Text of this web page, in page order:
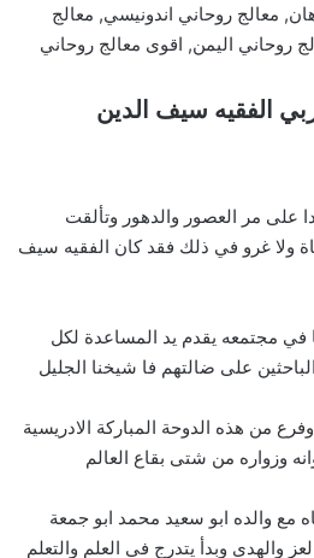
معالج روحاني اندونيسي, معالج
روحاني اليمن, اقوى معالج روحاني
الفقيه سيف الدين
على مر العصور والدهور وتألقت
ولا غرو في ذلك فقد كان الفقيه سيف
في مجتمعه يقدم يد المساعدة لكل
على ضالتهم فا شيخنا الجليل
من هذه الدوحة المباركة الادريسية
وزواره من شتى بقاع العالم
مع والده ابو سعيد محمد ابو جمعة
والهدى وبدأ يتدرج في العلم والتعلم